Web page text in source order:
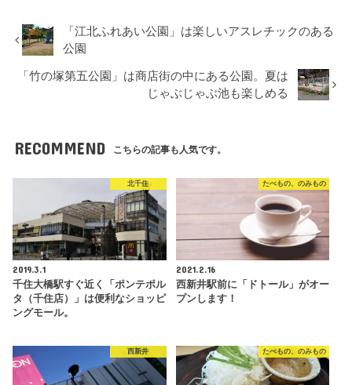
「江北ふれあい公園」は楽しいアスレチックのある
公園
「竹の塚第五公園」は商店街の中にある公園。夏は
じゃぶじゃぶ池も楽しめる
RECOMMEND こちらの記事も人気です。
北千住
2019.3.1
千住大橋駅すぐ近く「ポンテポル
タ（千住店）」は便利なショッピ
ングモール。
たべもの、のみもの
2021.2.16
西新井駅前に「ドトール」がオー
プンします！
西新井 たべもの、のみもの